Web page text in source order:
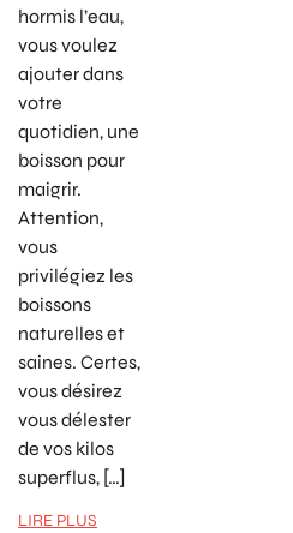
hormis l’eau,
vous voulez
ajouter dans
votre
quotidien, une
boisson pour
maigrir.
Attention,
vous
privilégiez les
boissons
naturelles et
saines. Certes,
vous désirez
vous délester
de vos kilos
superflus, […]
LIRE PLUS